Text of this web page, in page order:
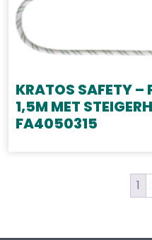
KRATOS SAFETY –
1,5M MET
FA4050315
1